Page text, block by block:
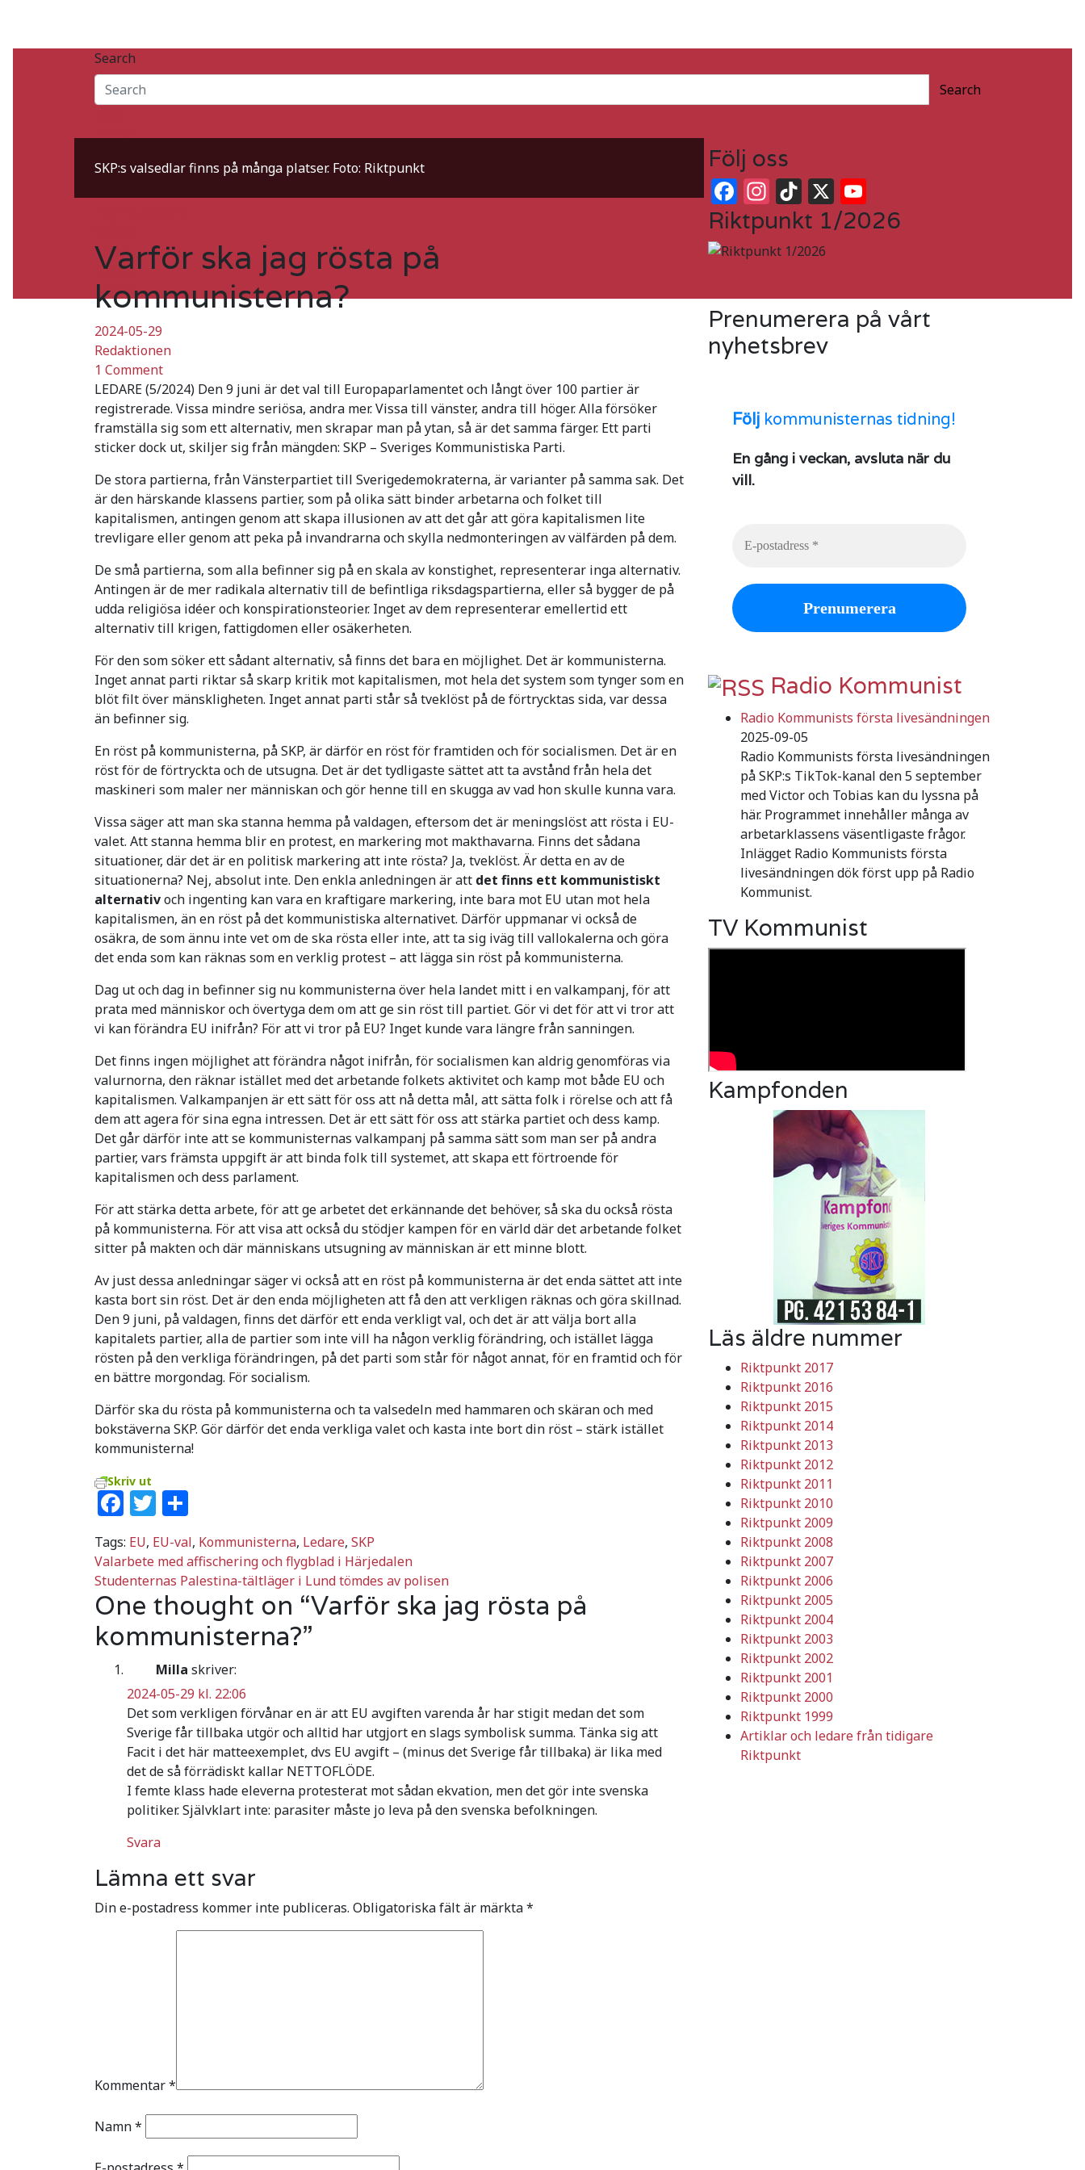
Search
Search
Inrikes
Fackligt
Kultur
Ledare
Debatt
Home
2024
maj
SKP:s valsedlar finns på många platser. Foto: Riktpunkt
Varför ska jag rösta på
kommunisterna?
2024-05-29
Redaktionen
1 Comment
LEDARE (5/2024) Den 9 juni är det val till Europaparlamentet och långt över 100 partier är
registrerade. Vissa mindre seriösa, andra mer. Vissa till vänster, andra till höger. Alla försöker
framställa sig som ett alternativ, men skrapar man på ytan, så är det samma färger. Ett parti
sticker dock ut, skiljer sig från mängden: SKP – Sveriges Kommunistiska Parti.
De stora partierna, från Vänsterpartiet till Sverigedemokraterna, är varianter på samma sak. Det
är den härskande klassens partier, som på olika sätt binder arbetarna och folket till
kapitalismen, antingen genom att skapa illusionen av att det går att göra kapitalismen lite
trevligare eller genom att peka på invandrarna och skylla nedmonteringen av välfärden på dem.
De små partierna, som alla befinner sig på en skala av konstighet, representerar inga alternativ.
Antingen är de mer radikala alternativ till de befintliga riksdagspartierna, eller så bygger de på
udda religiösa idéer och konspirationsteorier. Inget av dem representerar emellertid ett
alternativ till krigen, fattigdomen eller osäkerheten.
För den som söker ett sådant alternativ, så finns det bara en möjlighet. Det är kommunisterna.
Inget annat parti riktar så skarp kritik mot kapitalismen, mot hela det system som tynger som en
blöt filt över mänskligheten. Inget annat parti står så tveklöst på de förtrycktas sida, var dessa
än befinner sig.
En röst på kommunisterna, på SKP, är därför en röst för framtiden och för socialismen. Det är en
röst för de förtryckta och de utsugna. Det är det tydligaste sättet att ta avstånd från hela det
maskineri som maler ner människan och gör henne till en skugga av vad hon skulle kunna vara.
Vissa säger att man ska stanna hemma på valdagen, eftersom det är meningslöst att rösta i EU-
valet. Att stanna hemma blir en protest, en markering mot makthavarna. Finns det sådana
situationer, där det är en politisk markering att inte rösta? Ja, tveklöst. Är detta en av de
situationerna? Nej, absolut inte. Den enkla anledningen är att det finns ett kommunistiskt
alternativoch ingenting kan vara en kraftigare markering, inte bara mot EU utan mot hela
kapitalismen, än en röst på det kommunistiska alternativet. Därför uppmanar vi också de
osäkra, de som ännu inte vet om de ska rösta eller inte, att ta sig iväg till vallokalerna och göra
det enda som kan räknas som en verklig protest – att lägga sin röst på kommunisterna.
Dag ut och dag in befinner sig nu kommunisterna över hela landet mitt i en valkampanj, för att
prata med människor och övertyga dem om att ge sin röst till partiet. Gör vi det för att vi tror att
vi kan förändra EU inifrån? För att vi tror på EU? Inget kunde vara längre från sanningen.
Det finns ingen möjlighet att förändra något inifrån, för socialismen kan aldrig genomföras via
valurnorna, den räknar istället med det arbetande folkets aktivitet och kamp mot både EU och
kapitalismen. Valkampanjen är ett sätt för oss att nå detta mål, att sätta folk i rörelse och att få
dem att agera för sina egna intressen. Det är ett sätt för oss att stärka partiet och dess kamp.
Det går därför inte att se kommunisternas valkampanj på samma sätt som man ser på andra
partier, vars främsta uppgift är att binda folk till systemet, att skapa ett förtroende för
kapitalismen och dess parlament.
För att stärka detta arbete, för att ge arbetet det erkännande det behöver, så ska du också rösta
på kommunisterna. För att visa att också du stödjer kampen för en värld där det arbetande folket
sitter på makten och där människans utsugning av människan är ett minne blott.
Av just dessa anledningar säger vi också att en röst på kommunisterna är det enda sättet att inte
kasta bort sin röst. Det är den enda möjligheten att få den att verkligen räknas och göra skillnad.
Den 9 juni, på valdagen, finns det därför ett enda verkligt val, och det är att välja bort alla
kapitalets partier, alla de partier som inte vill ha någon verklig förändring, och istället lägga
rösten på den verkliga förändringen, på det parti som står för något annat, för en framtid och för
en bättre morgondag. För socialism.
Därför ska du rösta på kommunisterna och ta valsedeln med hammaren och skäran och med
bokstäverna SKP. Gör därför det enda verkliga valet och kasta inte bort din röst – stärk istället
kommunisterna!
Skriv ut
Facebook
Twitter
Tags: EU, EU-val, Kommunisterna, Ledare, SKP
Inläggsnavigering
Valarbete med affischering och flygblad i Härjedalen
Studenternas Palestina-tältläger i Lund tömdes av polisen
One thought on “Varför ska jag rösta på
kommunisterna?”
Milla skriver:
2024-05-29 kl. 22:06
Det som verkligen förvånar en är att EU avgiften varenda år har stigit medan det som
Sverige får tillbaka utgör och alltid har utgjort en slags symbolisk summa. Tänka sig att
Facit i det här matteexemplet, dvs EU avgift – (minus det Sverige får tillbaka) är lika med
det de så förrädiskt kallar NETTOFLÖDE.
I femte klass hade eleverna protesterat mot sådan ekvation, men det gör inte svenska
politiker. Självklart inte: parasiter måste jo leva på den svenska befolkningen.
Svara
Lämna ett svar
Din e-postadress kommer inte publiceras. Obligatoriska fält är märkta*
Kommentar*
Namn*
Följ oss
Facebook
Instagram
TikTok
X
Riktpunkt 1/2026
Prenumerera på vårt
nyhetsbrev
Följ kommunisternas tidning!
En gång i veckan, avsluta när du
vill.
Radio Kommunist
Radio Kommunists första livesändningen
2025-09-05
Radio Kommunists första livesändningen
på SKP:s TikTok-kanal den 5 september
med Victor och Tobias kan du lyssna på
här. Programmet innehåller många av
arbetarklassens väsentligaste frågor.
Inlägget Radio Kommunists första
livesändningen dök först upp på Radio
Kommunist.
TV Kommunist
Kampfonden
Läs äldre nummer
Riktpunkt 2017
Riktpunkt 2016
Riktpunkt 2015
Riktpunkt 2014
Riktpunkt 2013
Riktpunkt 2012
Riktpunkt 2011
Riktpunkt 2010
Riktpunkt 2009
Riktpunkt 2008
Riktpunkt 2007
Riktpunkt 2006
Riktpunkt 2005
Riktpunkt 2004
Riktpunkt 2003
Riktpunkt 2002
Riktpunkt 2001
Riktpunkt 2000
Riktpunkt 1999
Artiklar och ledare från tidigare
Riktpunkt